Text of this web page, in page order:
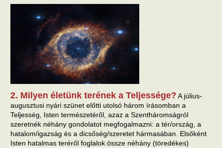
2. Milyen életünk terének a Teljessége? A július-
augusztusi nyári szünet előtti utolsó három írásomban a
Teljesség, Isten természetéről, azaz a Szentháromságról
szeretnék néhány gondolatot megfogalmazni: a tér/ország, a
hatalom/igazság és a dicsőség/szeretet hármasában. Elsőként
Isten hatalmas teréről foglalok össze néhány (töredékes)